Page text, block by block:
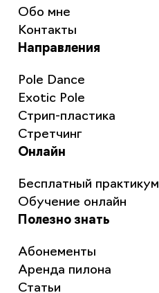
Обо мне
Контакты
Направления
Pole Dance
Exotic Pole
Стрип-пластика
Стретчинг
Онлайн
Бесплатный практикум
Обучение онлайн
Полезно знать
Абонементы
Аренда пилона
Статьи